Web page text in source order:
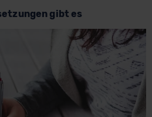
gibt es